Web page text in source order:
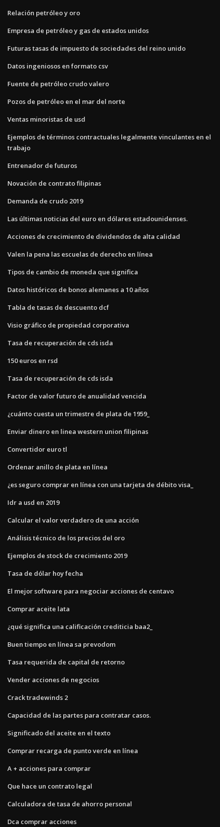
Relación petróleo y oro
Empresa de petróleo y gas de estados unidos
Futuras tasas de impuesto de sociedades del reino unido
Datos ingeniosos en formato csv
Fuente de petróleo crudo valero
Pozos de petróleo en el mar del norte
Ventas minoristas de usd
Ejemplos de términos contractuales legalmente vinculantes en el
trabajo
Entrenador de futuros
Novación de contrato filipinas
Demanda de crudo 2019
Las últimas noticias del euro en dólares estadounidenses.
Acciones de crecimiento de dividendos de alta calidad
Valen la pena las escuelas de derecho en línea
Tipos de cambio de moneda que significa
Datos históricos de bonos alemanes a 10 años
Tabla de tasas de descuento dcf
Visio gráfico de propiedad corporativa
Tasa de recuperación de cds isda
150 euros en rsd
Tasa de recuperación de cds isda
Factor de valor futuro de anualidad vencida
¿cuánto cuesta un trimestre de plata de 1959_
Enviar dinero en linea western union filipinas
Convertidor euro tl
Ordenar anillo de plata en línea
¿es seguro comprar en línea con una tarjeta de débito visa_
Idr a usd en 2019
Calcular el valor verdadero de una acción
Análisis técnico de los precios del oro
Ejemplos de stock de crecimiento 2019
Tasa de dólar hoy fecha
El mejor software para negociar acciones de centavo
Comprar aceite lata
¿qué significa una calificación crediticia baa2_
Buen tiempo en línea sa prevodom
Tasa requerida de capital de retorno
Vender acciones de negocios
Crack tradewinds 2
Capacidad de las partes para contratar casos.
Significado del aceite en el texto
Comprar recarga de punto verde en línea
A + acciones para comprar
Que hace un contrato legal
Calculadora de tasa de ahorro personal
Dca comprar acciones